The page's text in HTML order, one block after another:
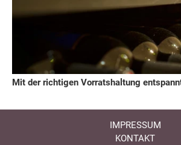
Mit der richtigen Vorratshaltung
IMPRESSUM
KONTAKT